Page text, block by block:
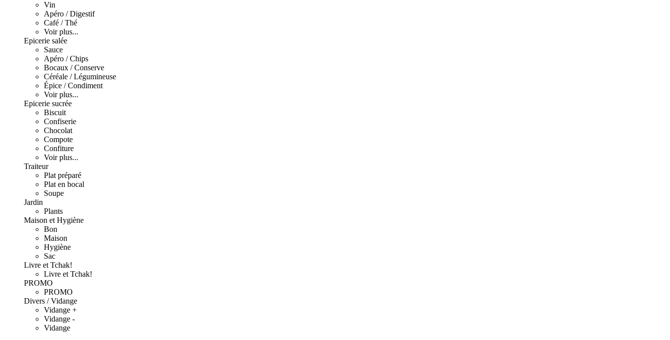
Vin
Apéro / Digestif
Café / Thé
Voir plus...
Epicerie salée
Sauce
Apéro / Chips
Bocaux / Conserve
Céréale / Légumineuse
Épice / Condiment
Voir plus...
Epicerie sucrée
Biscuit
Confiserie
Chocolat
Compote
Confiture
Voir plus...
Traiteur
Plat préparé
Plat en bocal
Soupe
Jardin
Plants
Maison et Hygiène
Bon
Maison
Hygiène
Sac
Livre et Tchak!
Livre et Tchak!
PROMO
PROMO
Divers / Vidange
Vidange +
Vidange -
Vidange